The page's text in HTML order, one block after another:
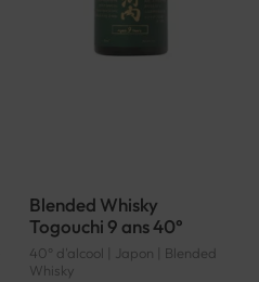
Blended Whisky
Togouchi 9 ans 40°
40° d'alcool | Japon | Blended
Whisky